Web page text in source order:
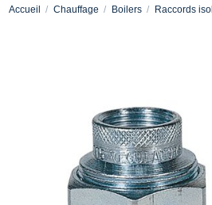
Accueil Chauffage Boilers Raccords